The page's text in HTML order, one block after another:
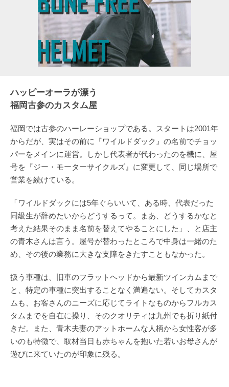
ハッピーオーラが漂う
福岡古参のカスタム屋
福岡では古参のハーレーショップである。スタートは2001年
からだが、実はその前に『ワイルドダック』の名前でチョッ
パーをメインに運営。しかし代表者が代わったのを機に、屋
号を『ジー・モーターサイクルズ』に変更して、同じ場所で
営業を続けている。
「ワイルドダックには5年ぐらいいて、ある時、代表だった
同級生が辞めたいからどうするって。まあ、どうするかなと
考えた結果そのまま名前を替えてやることにした」、と店主
の青木さんは言う。屋号が替わったところで中身は一緒のた
め、その後の業務に大きな支障をきたすこともなかった。
扱う車種は、旧車のフラットヘッドから最新ツインカムまで
と、特定の車種に突出することなく満遍ない。そしてカスタ
ムも、お客さんのニーズに応じてライトなものからフルカス
タムまでを自在に操り、そのクオリティは九州でも折り紙付
きだ。また、青木夫妻のアットホームな人柄から女性客が多
いのも特徴で、取材当日も赤ちゃんを抱いた若いお母さんが
遊びに来ていたのが印象に残る。